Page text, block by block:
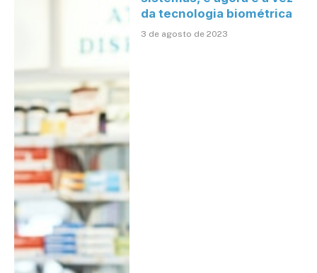
da tecnologia biométrica
3 de agosto de 2023